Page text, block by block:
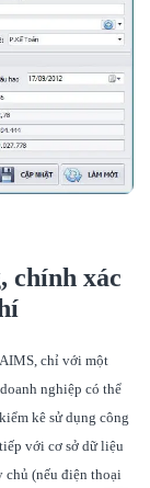
chính xác
chỉ với một
nghiệp có thể
kê sử dụng công
với cơ sở dữ liệu
chủ (nếu điện thoại